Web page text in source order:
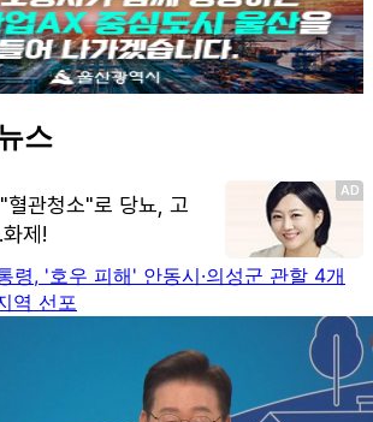
스
령, '호우 피해' 안동시·의성군 관할 4개
역 선포